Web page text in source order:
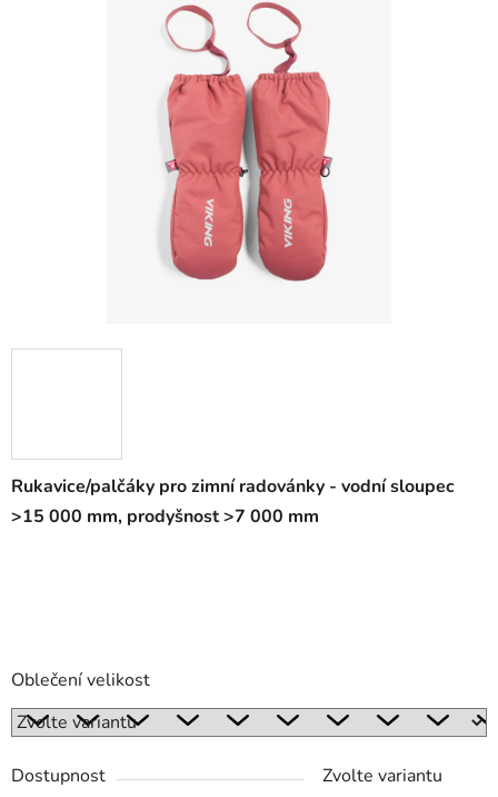
Rukavice/palčáky pro zimní radovánky - vodní sloupec
>15 000 mm, prodyšnost >7 000 mm
Oblečení velikost
Dostupnost
Zvolte variantu